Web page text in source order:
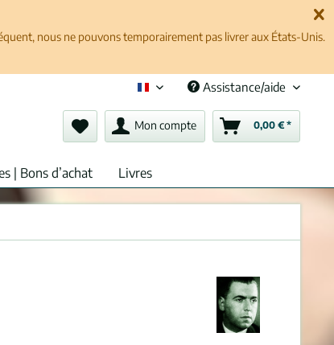
nous ne pouvons temporairement pas livrer aux États-Unis.
Français (fr)Assistance/aide
Mon compte 0,00 € *
| Bons d’achat Livres